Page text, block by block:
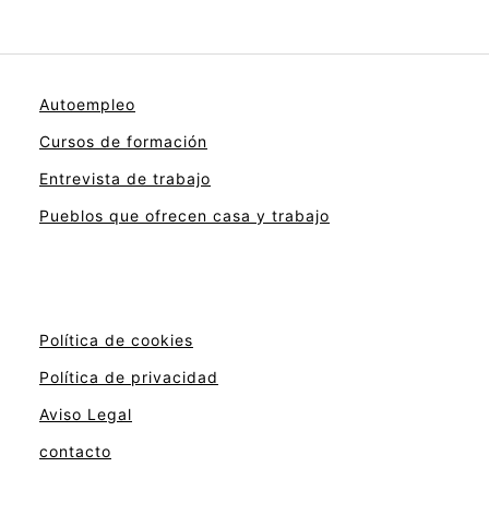
Autoempleo
Cursos de formación
Entrevista de trabajo
Pueblos que ofrecen casa y trabajo
Política de cookies
Política de privacidad
Aviso Legal
contacto